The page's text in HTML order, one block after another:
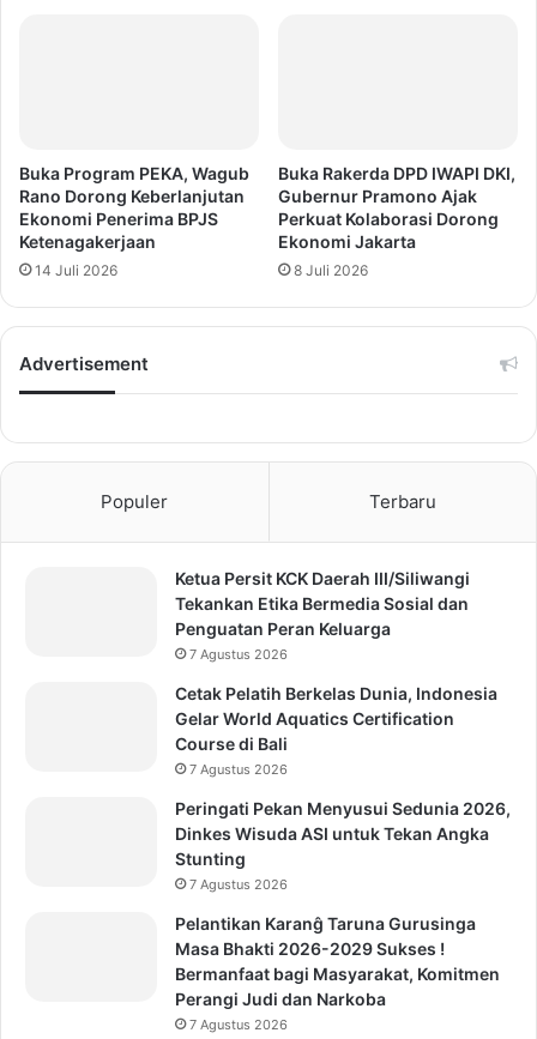
Buka Program PEKA, Wagub
Rano Dorong Keberlanjutan
Ekonomi Penerima BPJS
Ketenagakerjaan
14 Juli 2026
Buka Rakerda DPD IWAPI DKI,
Gubernur Pramono Ajak
Perkuat Kolaborasi Dorong
Ekonomi Jakarta
8 Juli 2026
Advertisement
Populer Terbaru
Ketua Persit KCK Daerah III/Siliwangi
Tekankan Etika Bermedia Sosial dan
Penguatan Peran Keluarga
7 Agustus 2026
Cetak Pelatih Berkelas Dunia, Indonesia
Gelar World Aquatics Certification
Course di Bali
7 Agustus 2026
Peringati Pekan Menyusui Sedunia 2026,
Dinkes Wisuda ASI untuk Tekan Angka
Stunting
7 Agustus 2026
Pelantikan Karanĝ Taruna Gurusinga
Masa Bhakti 2026-2029 Sukses !
Bermanfaat bagi Masyarakat, Komitmen
Perangi Judi dan Narkoba
7 Agustus 2026